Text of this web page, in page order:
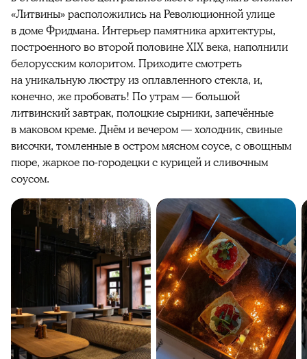
«Литвины» расположились на Революционной улице
в доме Фридмана. Интерьер памятника архитектуры,
построенного во второй половине XIX века, наполнили
белорусским колоритом. Приходите смотреть
на уникальную люстру из оплавленного стекла, и,
конечно, же пробовать! По утрам — большой
литвинский завтрак, полоцкие сырники, запечённые
в маковом креме. Днём и вечером — холодник, свиные
височки, томленные в остром мясном соусе, с овощным
пюре, жаркое по-городецки с курицей и сливочным
соусом.